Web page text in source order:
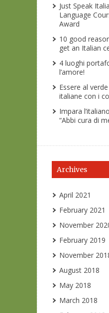
Just Speak
Language
Award
10 good
get an Italian
4 luoghi
l’amore!
Essere al
italiane con i
Impara
“Abbi cura di
Archives
April 2021
February 2021
November
February 2019
November
August 2018
May 2018
March 2018